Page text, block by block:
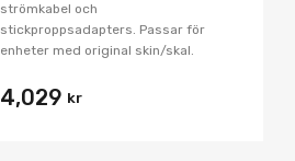
strömkabel och
stickproppsadapters. Passar för
enheter med original skin/skal.
4,029 kr